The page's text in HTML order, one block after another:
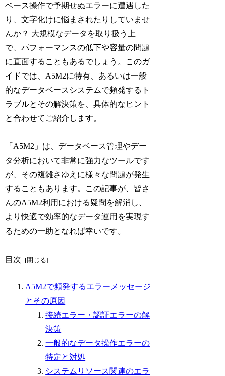
ベース操作で予期せぬエラーに遭遇した
り、文字化けに悩まされたりしていませ
んか？ 大規模なデータを取り扱う上
で、パフォーマンスの低下や容量の問題
に直面することもあるでしょう。このガ
イドでは、A5M2に特有、あるいは一般
的なデータベースシステムで頻発するト
ラブルとその解決策を、具体的なヒント
と合わせてご紹介します。
「A5M2」は、データベース管理やデー
タ分析において非常に強力なツールです
が、その複雑さゆえに様々な問題が発生
することもあります。この記事が、皆さ
んのA5M2利用における疑問を解消し、
より快適で効率的なデータ運用を実現す
るための一助となれば幸いです。
目次
A5M2で頻発するエラーメッセージ
とその原因
接続エラー・認証エラーの解
決策
一般的なデータ操作エラーの
特定と対処
システムリソース関連のエラ